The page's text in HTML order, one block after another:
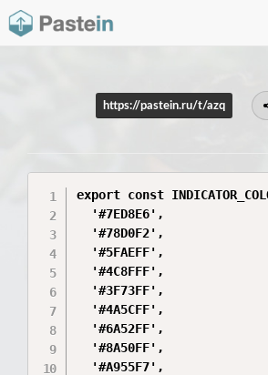
https://pastein.ru/t/azq
export const
  '#7ED8E6',
  '#78D0F2',
  '#5FAEFF',
  '#4C8FFF',
  '#3F73FF',
  '#4A5CFF',
  '#6A52FF',
  '#8A50FF',
  '#A955F7',